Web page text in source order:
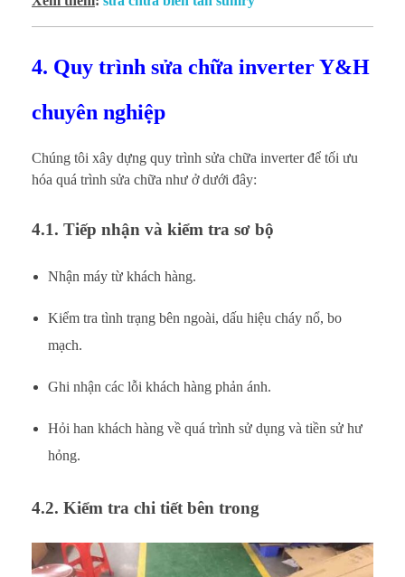
4. Quy trình sửa chữa inverter Y&H
chuyên nghiệp
Chúng tôi xây dựng quy trình sửa chữa inverter để tối ưu
hóa quá trình sửa chữa như ở dưới đây:
4.1. Tiếp nhận và kiểm tra sơ bộ
Nhận máy từ khách hàng.
Kiểm tra tình trạng bên ngoài, dấu hiệu cháy nổ, bo
mạch.
Ghi nhận các lỗi khách hàng phản ánh.
Hỏi han khách hàng về quá trình sử dụng và tiền sử hư
hỏng.
4.2. Kiểm tra chi tiết bên trong